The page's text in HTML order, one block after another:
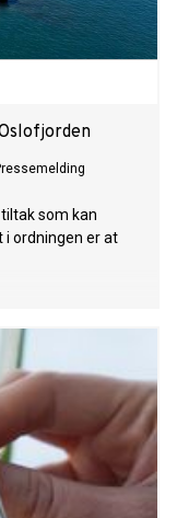
som kan
i ordningen er at